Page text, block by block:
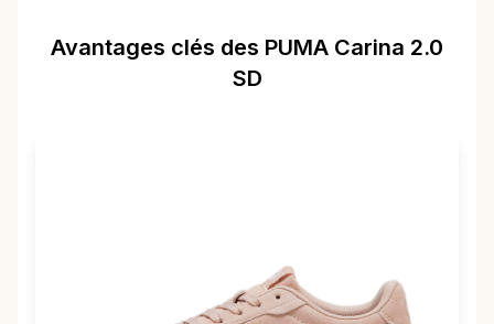
Avantages clés des PUMA Carina 2.0
SD